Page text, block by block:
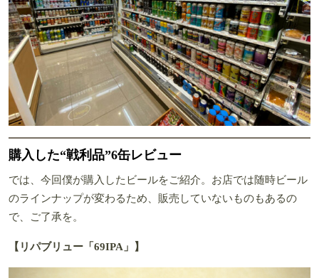
購入した“戦利品”6缶レビュー
では、今回僕が購入したビールをご紹介。お店では随時ビール
のラインナップが変わるため、販売していないものもあるの
で、ご了承を。
【リパブリュー「69IPA」】